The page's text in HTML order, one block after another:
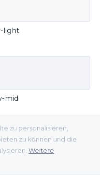
zu personalisieren,
zu können und die
Weitere
light
mid